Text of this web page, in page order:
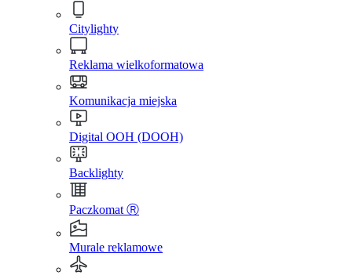
Citylighty
Reklama wielkoformatowa
Komunikacja miejska
Digital OOH (DOOH)
Backlighty
Paczkomat Ⓡ
Murale reklamowe